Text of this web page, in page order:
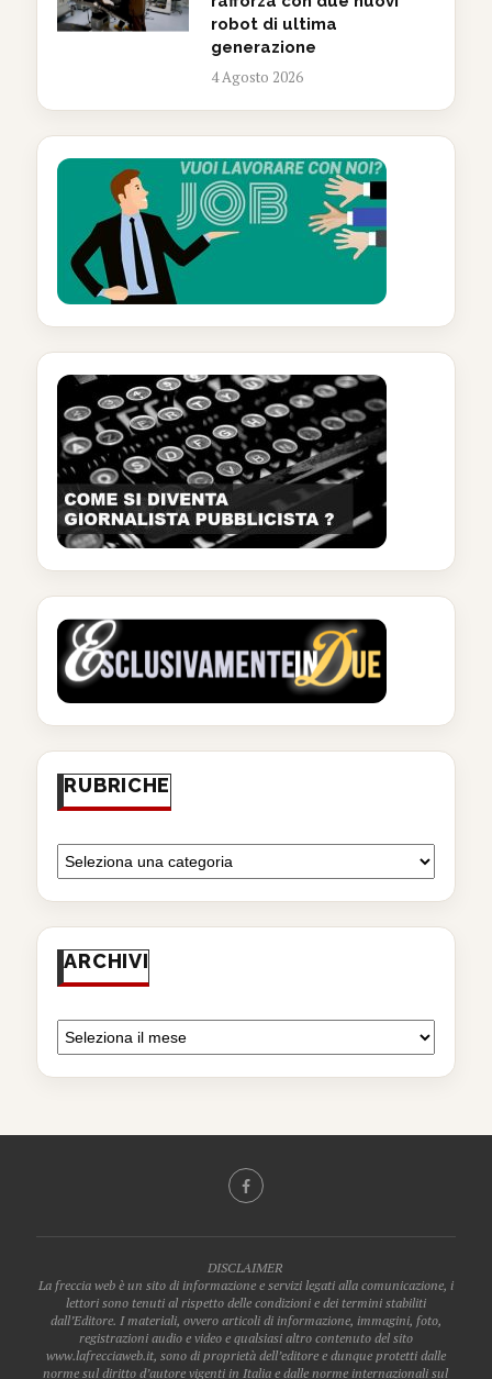
robot di ultima
generazione
4 Agosto 2026
RUBRICHE
ARCHIVI
DISCLAIMER
La freccia web è un sito di informazione e servizi legati alla comunicazione, i
lettori sono tenuti al rispetto delle condizioni e dei termini stabiliti
dall’Editore. I materiali, ovvero articoli di informazione, immagini, foto,
registrazioni audio e video e qualsiasi altro contenuto del sito
www.lafrecciaweb.it, sono di proprietà dell’editore e dunque protetti dalle
norme sul diritto d’autore vigenti in Italia e dalle norme internazionali sul